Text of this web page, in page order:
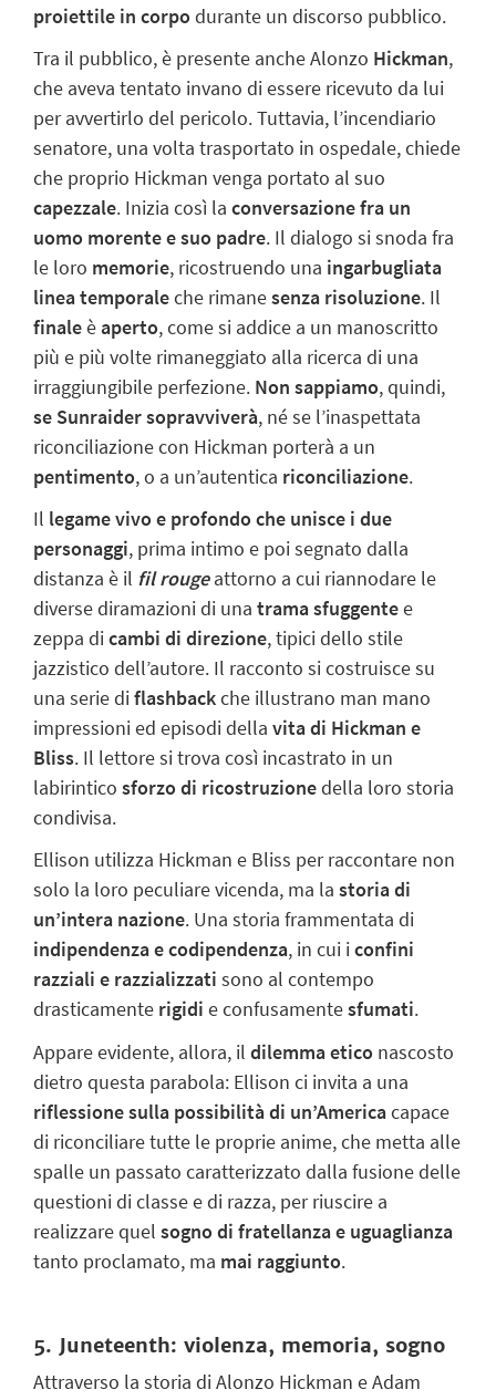
proiettile in corpodurante un discorso pubblico.
Tra il pubblico, è presente anche Alonzo Hickman,
che aveva tentato invano di essere ricevuto da lui
per avvertirlo del pericolo. Tuttavia, l’incendiario
senatore, una volta trasportato in ospedale, chiede
che proprio Hickman venga portato al suo
capezzale. Inizia così la conversazione fra un
uomo morente e suo padre. Il dialogo si snoda fra
le loro memorie, ricostruendo una ingarbugliata
linea temporaleche rimanesenza risoluzione. Il
finaleèaperto, come si addice a un manoscritto
più e più volte rimaneggiato alla ricerca di una
irraggiungibile perfezione. Non sappiamo, quindi,
se Sunraider sopravviverà, né se l’inaspettata
riconciliazione con Hickman porterà a un
pentimento, o a un’autentica riconciliazione.
Il legame vivo e profondo che unisce i due
personaggi, prima intimo e poi segnato dalla
distanza è il fil rougeattorno a cui riannodare le
diverse diramazioni di una trama sfuggentee
zeppa dicambi di direzione, tipici dello stile
jazzistico dell’autore. Il racconto si costruisce su
una serie diflashbackche illustrano man mano
impressioni ed episodi della vita di Hickman e
Bliss. Il lettore si trova così incastrato in un
labirintico sforzo di ricostruzionedella loro storia
condivisa.
Ellison utilizza Hickman e Bliss per raccontare non
solo la loro peculiare vicenda, ma la storia di
un’intera nazione. Una storia frammentata di
indipendenza e codipendenza, in cui iconfini
razziali e razzializzati sono al contempo
drasticamente rigidi e confusamentesfumati.
Appare evidente, allora, il dilemma etico nascosto
dietro questa parabola: Ellison ci invita a una
riflessione sulla possibilità di un’Americacapace
di riconciliare tutte le proprie anime, che metta alle
spalle un passato caratterizzato dalla fusione delle
questioni di classe e di razza, per riuscire a
realizzare quel sogno di fratellanza e uguaglianza
tanto proclamato, ma mai raggiunto.
5. Juneteenth: violenza, memoria, sogno
Attraverso la storia di Alonzo Hickman e Adam